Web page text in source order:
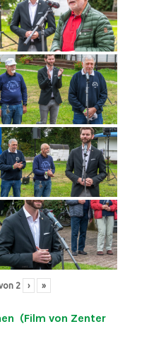
2 › »
(Film von Zenter